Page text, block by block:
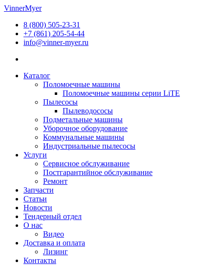
Перейти
содержимому
VinnerMyer
8 (800) 505-23-31
+7 (861) 205-54-44
info@vinner-myer.ru
Каталог
Поломоечные машины
Поломоечные машины серии LiTE
Пылесосы
Пылеводососы
Подметальные машины
Уборочное оборудование
Коммунальные машины
Индустриальные пылесосы
Услуги
Сервисное обслуживание
Постгарантийное обслуживание
Ремонт
Запчасти
Статьи
Новости
Тендерный отдел
О нас
Видео
Доставка и оплата
Лизинг
Контакты